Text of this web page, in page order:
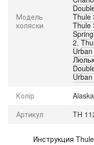
Модель
коляски
Thule
Thule
Spring
2,
Колір
Артикул
TH
Инструкция